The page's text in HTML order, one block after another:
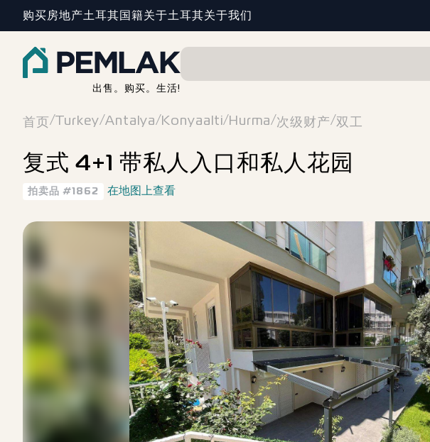
购买房地产土耳其国籍关于土耳其关于我们
出售。购买。生活!
首页 / Turkey/Antalya / Konyaalti/ Hurma / 次级财产 /双工
复式 4+1 带私人入口和私人花园
拍卖品 #1862 在地图上查看